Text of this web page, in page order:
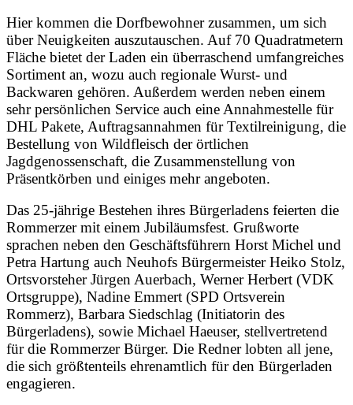
Hier kommen die Dorfbewohner zusammen, um sich
über Neuigkeiten auszutauschen. Auf 70 Quadratmetern
Fläche bietet der Laden ein überraschend umfangreiches
Sortiment an, wozu auch regionale Wurst- und
Backwaren gehören. Außerdem werden neben einem
sehr persönlichen Service auch eine Annahmestelle für
DHL Pakete, Auftragsannahmen für Textilreinigung, die
Bestellung von Wildfleisch der örtlichen
Jagdgenossenschaft, die Zusammenstellung von
Präsentkörben und einiges mehr angeboten.
Das 25-jährige Bestehen ihres Bürgerladens feierten die
Rommerzer mit einem Jubiläumsfest. Grußworte
sprachen neben den Geschäftsführern Horst Michel und
Petra Hartung auch Neuhofs Bürgermeister Heiko Stolz,
Ortsvorsteher Jürgen Auerbach, Werner Herbert (VDK
Ortsgruppe), Nadine Emmert (SPD Ortsverein
Rommerz), Barbara Siedschlag (Initiatorin des
Bürgerladens), sowie Michael Haeuser, stellvertretend
für die Rommerzer Bürger. Die Redner lobten all jene,
die sich größtenteils ehrenamtlich für den Bürgerladen
engagieren.